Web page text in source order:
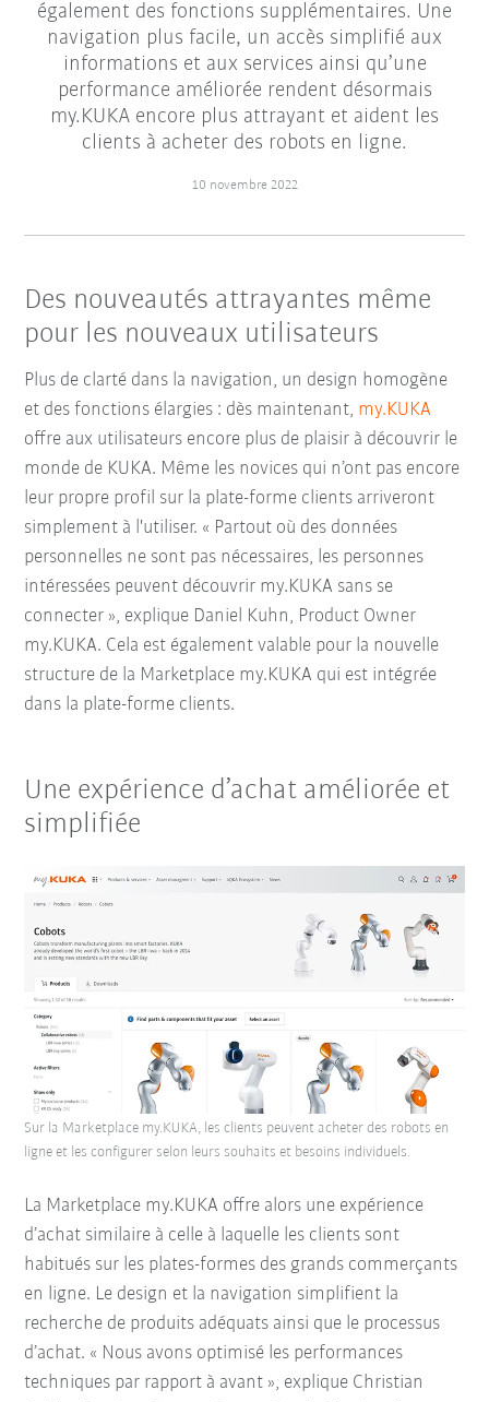
également des fonctions supplémentaires. Une
navigation plus facile, un accès simplifié aux
informations et aux services ainsi qu’une
performance améliorée rendent désormais
my.KUKA encore plus attrayant et aident les
clients à acheter des robots en ligne.
10 novembre 2022
Des nouveautés attrayantes même
pour les nouveaux utilisateurs
Plus de clarté dans la navigation, un design homogène
et des fonctions élargies : dès maintenant, my.KUKA
offre aux utilisateurs encore plus de plaisir à découvrir le
monde de KUKA. Même les novices qui n’ont pas encore
leur propre profil sur la plate-forme clients arriveront
simplement à l'utiliser. « Partout où des données
personnelles ne sont pas nécessaires, les personnes
intéressées peuvent découvrir my.KUKA sans se
connecter », explique Daniel Kuhn, Product Owner
my.KUKA. Cela est également valable pour la nouvelle
structure de la Marketplace my.KUKA qui est intégrée
dans la plate-forme clients.
Une expérience d’achat améliorée et
simplifiée
La Marketplace my.KUKA offre alors une expérience
d’achat similaire à celle à laquelle les clients sont
habitués sur les plates-formes des grands commerçants
en ligne. Le design et la navigation simplifient la
recherche de produits adéquats ainsi que le processus
d’achat. « Nous avons optimisé les performances
techniques par rapport à avant », explique Christian
Sur la Marketplace my.KUKA, les clients peuvent acheter des robots en
ligne et les configurer selon leurs souhaits et besoins individuels.